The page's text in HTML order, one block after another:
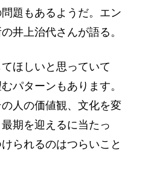
題もあるようだ。エン
井上治代さんが語る。
ほしいと思っていて
パターンもあります。
人の価値観、文化を変
期を迎えるに当たっ
られるのはつらいこと